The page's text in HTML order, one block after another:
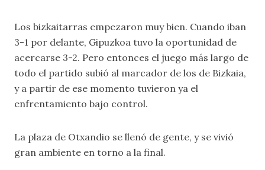
Los bizkaitarras empezaron muy bien. Cuando iban
3-1 por delante, Gipuzkoa tuvo la oportunidad de
acercarse 3-2. Pero entonces el juego más largo de
todo el partido subió al marcador de los de Bizkaia,
y a partir de ese momento tuvieron ya el
enfrentamiento bajo control.
La plaza de Otxandio se llenó de gente, y se vivió
gran ambiente en torno a la final.